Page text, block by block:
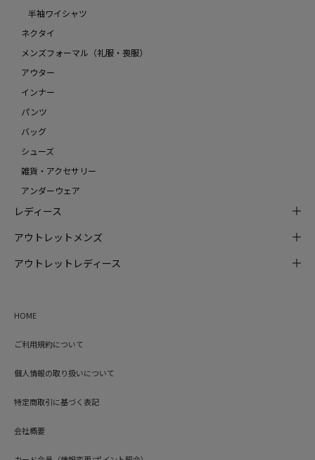
半袖ワイシャツ
ネクタイ
メンズフォーマル（礼服・喪服）
アウター
インナー
パンツ
バッグ
シューズ
雑貨・アクセサリー
アンダーウェア
レディース
アウトレットメンズ
アウトレットレディース
HOME
ご利用規約について
個人情報の取り扱いについて
特定商取引に基づく表記
会社概要